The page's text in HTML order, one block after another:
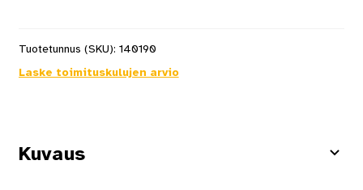
Tuotetunnus (SKU): 140190
Laske toimituskulujen arvio
Kuvaus